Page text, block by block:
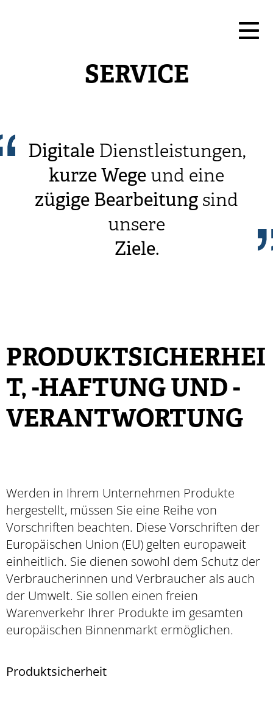
SERVICE
DigitaleDienstleistungen,
kurzeWege und eine
zügige Bearbeitung sind
unsere
Ziele.
PRODUKTSICHERHEI
T, -HAFTUNG UND -
VERANTWORTUNG
Werden in Ihrem Unternehmen Produkte
hergestellt, müssen Sie eine Reihe von
Vorschriften beachten. Diese Vorschriften der
Europäischen Union (EU) gelten europaweit
einheitlich. Sie dienen sowohl dem Schutz der
Verbraucherinnen und Verbraucher als auch
der Umwelt. Sie sollen einen freien
Warenverkehr Ihrer Produkte im gesamten
europäischen Binnenmarkt ermöglichen.
Produktsicherheit